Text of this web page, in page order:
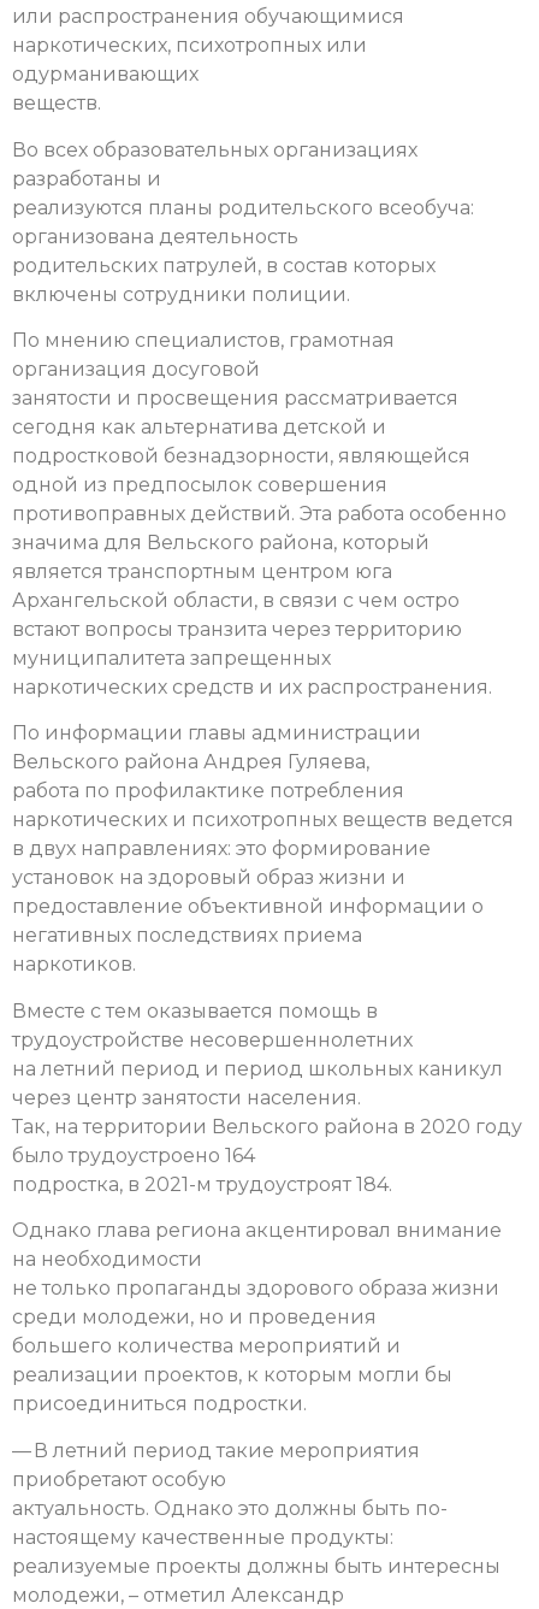
или распространения обучающимися
наркотических, психотропных или
одурманивающих
веществ.
Во всех образовательных организациях
разработаны и
реализуются планы родительского всеобуча:
организована деятельность
родительских патрулей, в состав которых
включены сотрудники полиции.
По мнению специалистов, грамотная
организация досуговой
занятости и просвещения рассматривается
сегодня как альтернатива детской и
подростковой безнадзорности, являющейся
одной из предпосылок совершения
противоправных действий. Эта работа особенно
значима для Вельского района, который
является транспортным центром юга
Архангельской области, в связи с чем остро
встают вопросы транзита через территорию
муниципалитета запрещенных
наркотических средств и их распространения.
По информации главы администрации
Вельского района Андрея Гуляева,
работа по профилактике потребления
наркотических и психотропных веществ ведется
в двух направлениях: это формирование
установок на здоровый образ жизни и
предоставление объективной информации о
негативных последствиях приема
наркотиков.
Вместе с тем оказывается помощь в
трудоустройстве несовершеннолетних
на летний период и период школьных каникул
через центр занятости населения.
Так, на территории Вельского района в 2020 году
было трудоустроено 164
подростка, в 2021-м трудоустроят 184.
Однако глава региона акцентировал внимание
на необходимости
не только пропаганды здорового образа жизни
среди молодежи, но и проведения
большего количества мероприятий и
реализации проектов, к которым могли бы
присоединиться подростки.
— В летний период такие мероприятия
приобретают особую
актуальность. Однако это должны быть по-
настоящему качественные продукты:
реализуемые проекты должны быть интересны
молодежи, – отметил Александр